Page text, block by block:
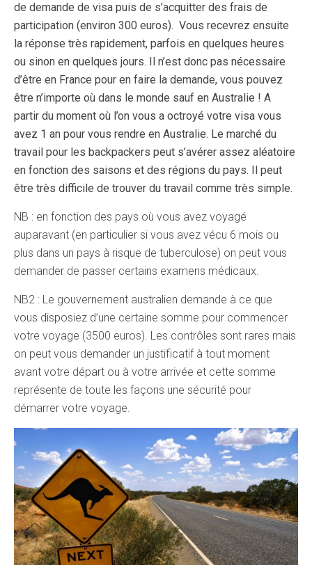
de demande de visa puis de s’acquitter des frais de
participation (environ 300 euros). Vous recevrez ensuite
la réponse très rapidement, parfois en quelques heures
ou sinon en quelques jours. Il n’est donc pas nécessaire
d’être en France pour en faire la demande, vous pouvez
être n’importe où dans le monde sauf en Australie ! A
partir du moment où l’on vous a octroyé votre visa vous
avez 1 an pour vous rendre en Australie. Le marché du
travail pour les backpackers peut s’avérer assez aléatoire
en fonction des saisons et des régions du pays. Il peut
être très difficile de trouver du travail comme très simple.
NB : en fonction des pays où vous avez voyagé
auparavant (en particulier si vous avez vécu 6 mois ou
plus dans un pays à risque de tuberculose) on peut vous
demander de passer certains examens médicaux.
NB2 : Le gouvernement australien demande à ce que
vous disposiez d’une certaine somme pour commencer
votre voyage (3500 euros). Les contrôles sont rares mais
on peut vous demander un justificatif à tout moment
avant votre départ ou à votre arrivée et cette somme
représente de toute les façons une sécurité pour
démarrer votre voyage.